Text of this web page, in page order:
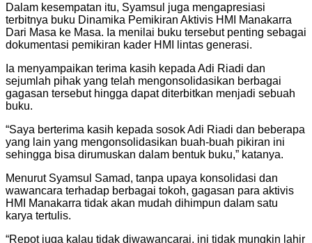
Dalam kesempatan itu, Syamsul juga mengapresiasi
terbitnya buku Dinamika Pemikiran Aktivis HMI Manakarra
Dari Masa ke Masa. Ia menilai buku tersebut penting sebagai
dokumentasi pemikiran kader HMI lintas generasi.
Ia menyampaikan terima kasih kepada Adi Riadi dan
sejumlah pihak yang telah mengonsolidasikan berbagai
gagasan tersebut hingga dapat diterbitkan menjadi sebuah
buku.
“Saya berterima kasih kepada sosok Adi Riadi dan beberapa
yang lain yang mengonsolidasikan buah-buah pikiran ini
sehingga bisa dirumuskan dalam bentuk buku,” katanya.
Menurut Syamsul Samad, tanpa upaya konsolidasi dan
wawancara terhadap berbagai tokoh, gagasan para aktivis
HMI Manakarra tidak akan mudah dihimpun dalam satu
karya tertulis.
“Repot juga kalau tidak diwawancarai, ini tidak mungkin lahir